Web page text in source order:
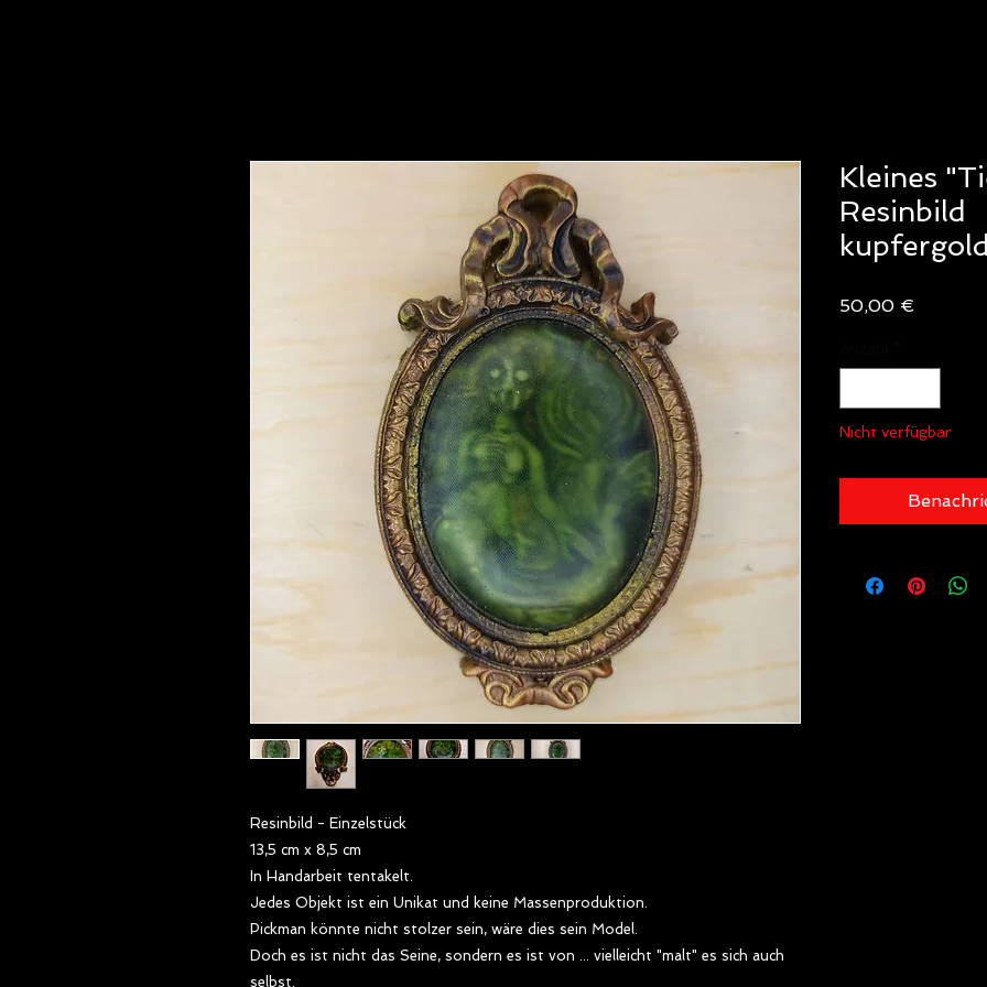
Resinbild - Einzelstück
13,5 cm x 8,5 cm
In Handarbeit tentakelt.
Jedes Objekt ist ein Unikat und keine Massenproduktion.
Pickman könnte nicht stolzer sein, wäre dies sein Model.
Doch es ist nicht das Seine, sondern es ist von ... vielleicht "malt" es sich auch
selbst.
Kleines
Resinbild
50,00 €
Nicht verfügbar